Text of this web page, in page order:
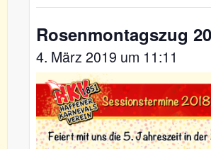
Rosenmontagszug
4. März 2019 um 11:11